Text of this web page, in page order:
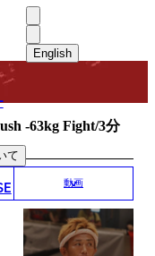
中文（繁體
て
English
-63kg Fight/3分
動画